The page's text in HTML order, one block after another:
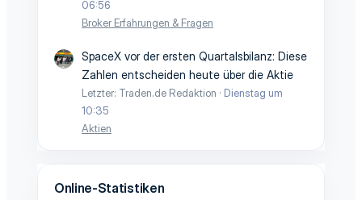
06:56
Broker Erfahrungen & Fragen
SpaceX vor der ersten Quartalsbilanz: Diese
Zahlen entscheiden heute über die Aktie
Letzter: Traden.de Redaktion
Dienstag um
10:35
Aktien
Online-Statistiken